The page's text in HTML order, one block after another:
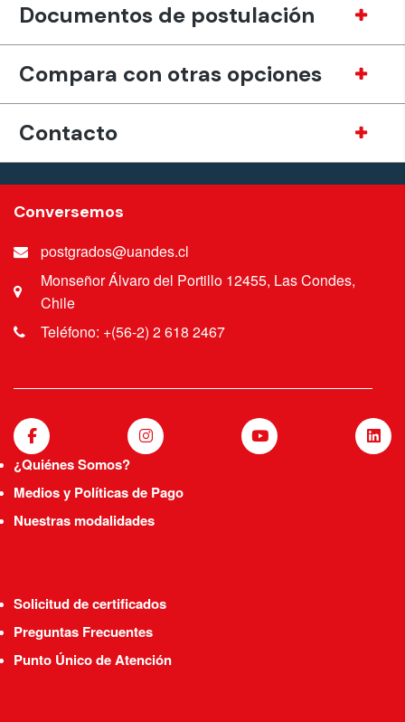
Documentos de postulación
Compara con otras opciones
Contacto
Conversemos
postgrados@uandes.cl
Monseñor Álvaro del Portillo 12455, Las Condes,
Chile
Teléfono: +(56-2) 2 618 2467
¿Quiénes Somos?
Medios y Políticas de Pago
Nuestras modalidades
Solicitud de certificados
Preguntas Frecuentes
Punto Único de Atención